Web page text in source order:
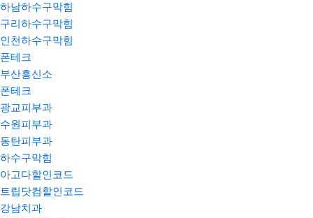
하남하수구막힘
구리하수구막힘
인천하수구막힘
폰테크
부산흥신소
폰테크
광교피부과
수원피부과
동탄피부과
하수구막힘
아고다할인코드
트립닷컴할인코드
강남치과